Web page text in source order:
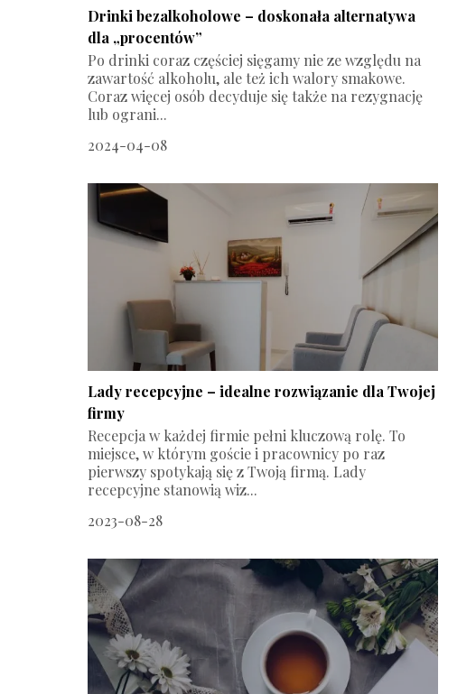
Drinki bezalkoholowe – doskonała alternatywa
dla „procentów”
Po drinki coraz częściej sięgamy nie ze względu na
zawartość alkoholu, ale też ich walory smakowe.
Coraz więcej osób decyduje się także na rezygnację
lub ograni...
2024-04-08
Lady recepcyjne – idealne rozwiązanie dla Twojej
firmy
Recepcja w każdej firmie pełni kluczową rolę. To
miejsce, w którym goście i pracownicy po raz
pierwszy spotykają się z Twoją firmą. Lady
recepcyjne stanowią wiz...
2023-08-28